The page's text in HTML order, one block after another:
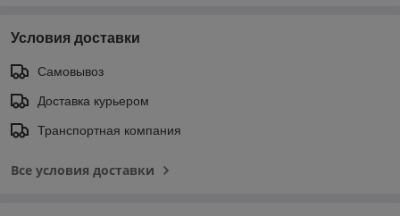
Условия доставки
Самовывоз
Доставка курьером
Транспортная компания
Все условия доставки